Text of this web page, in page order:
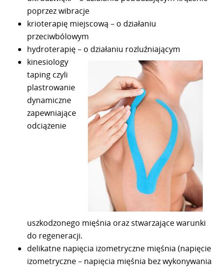
poprzez wibracje
krioterapię miejscową – o działaniu
przeciwbólowym
hydroterapię – o działaniu rozluźniającym
kinesiology
taping czyli
plastrowanie
dynamiczne
zapewniające
odciążenie
uszkodzonego mięśnia oraz stwarzające warunki
do regeneracji.
delikatne napięcia izometryczne mięśnia (napięcie
izometryczne – napięcia mięśnia bez wykonywania